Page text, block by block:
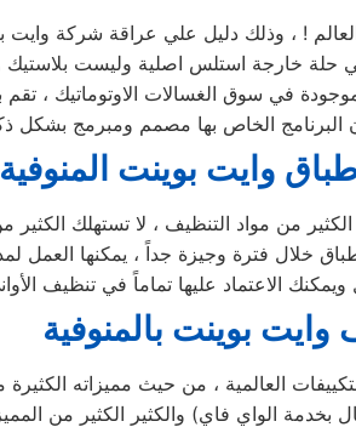
خارجة استلس اصلية وليست بلاستيك
الموجودة في سوق الغسالات
وايت بوينت المنوفية
وايت بوينت بالمنوفية